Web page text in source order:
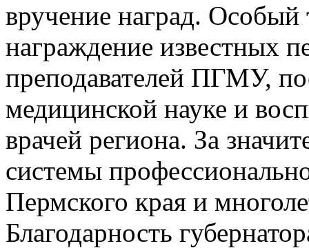
вручение наград. Особый
награждение известных
преподавателей ПГМУ,
медицинской науке и
врачей региона. За
системы
Пермского края и
Благодарность